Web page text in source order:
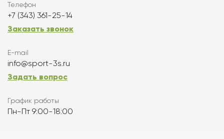
Телефон
+7 (343) 361-25-14
Заказать звонок
E-mail
info@sport-3s.ru
Задать вопрос
График работы
Пн-Пт 9:00-18:00